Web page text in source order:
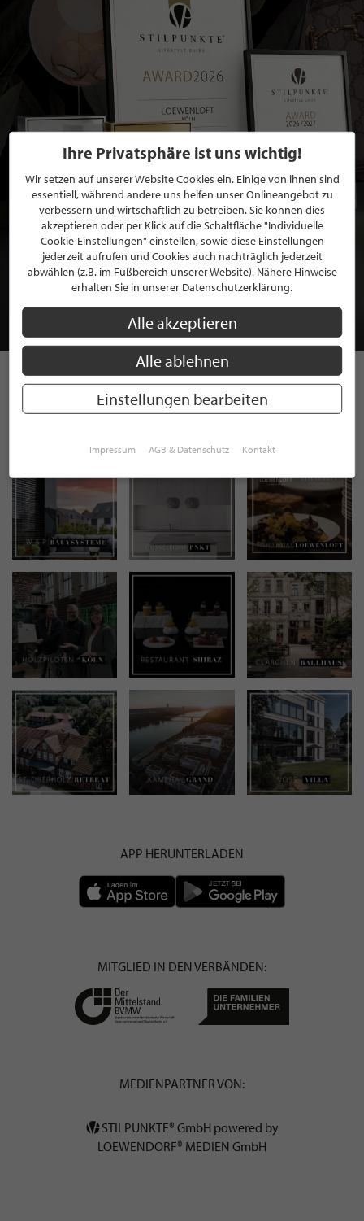
BEWERBEN SIE SICH FÜR EINE GRATIS
MITGLIEDSCHAFT BEI STILPUNKTE®
JETZT GRATIS BEWERBEN
STILPUNKTE AUF
APP HERUNTERLADEN
MITGLIED IN DEN VERBÄNDEN:
MEDIENPARTNER VON:
STILPUNKTE® GmbH powered by
LOEWENDORF® MEDIEN GmbH
Ihre Privatsphäre ist uns wichtig!
Wir setzen auf unserer Website Cookies ein. Einige von ihnen sind
essentiell, während andere uns helfen unser Onlineangebot zu
verbessern und wirtschaftlich zu betreiben. Sie können dies
akzeptieren oder per Klick auf die Schaltfläche "Individuelle
Cookie-Einstellungen" einstellen, sowie diese Einstellungen
jederzeit aufrufen und Cookies auch nachträglich jederzeit
abwählen (z.B. im Fußbereich unserer Website). Nähere Hinweise
erhalten Sie in unserer Datenschutzerklärung.
Alle akzeptieren
Alle ablehnen
Einstellungen bearbeiten
Impressum AGB & Datenschutz Kontakt